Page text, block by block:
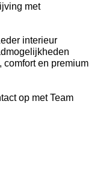
met
interieur
comfort en premium
op met Team